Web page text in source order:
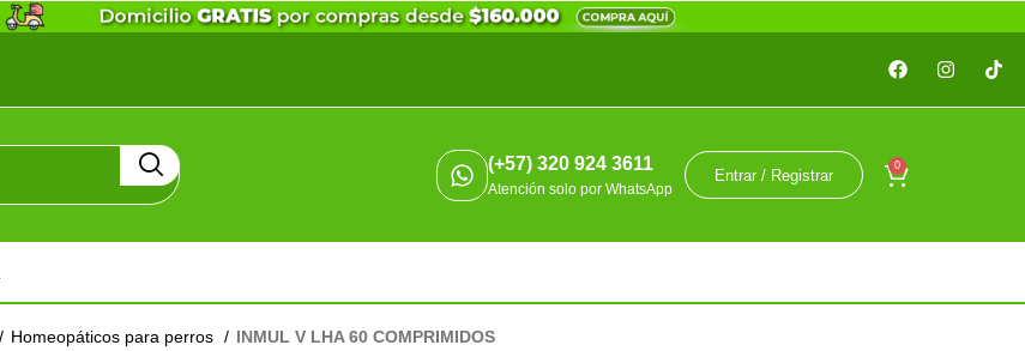
(+57) 320 924 3611
Atención solo por WhatsApp
Entrar / Registrar
0
Homeopáticos para perros INMUL V LHA 60 COMPRIMIDOS